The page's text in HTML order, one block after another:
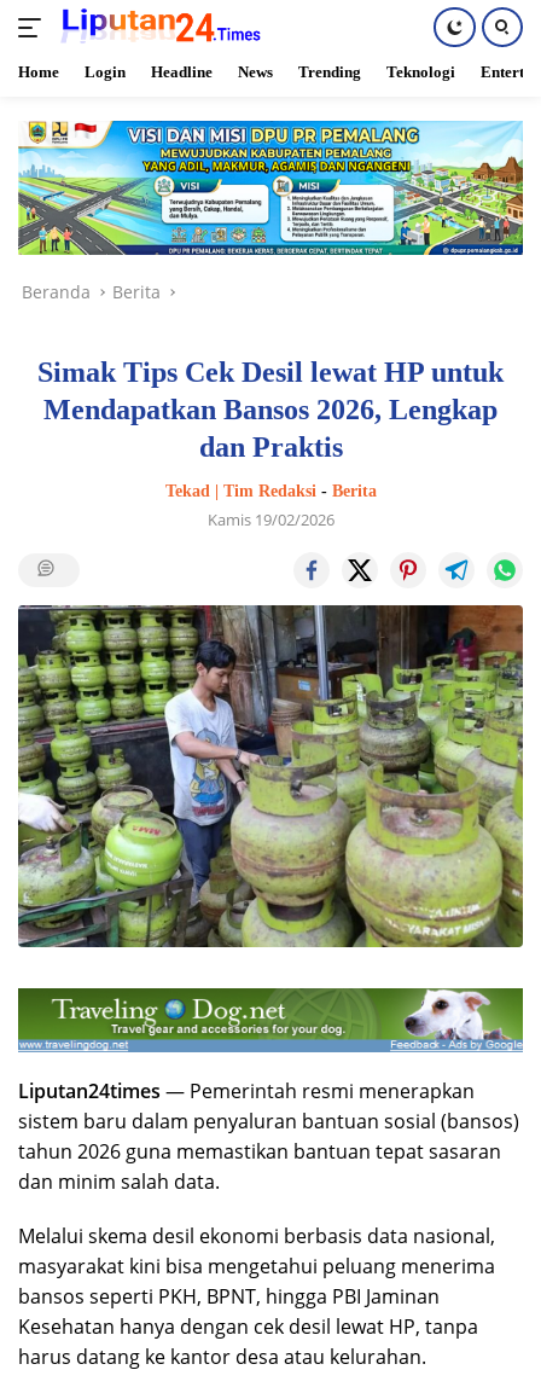
konten
Home Login Headline News Trending Teknologi
Beranda Berita
Simak Tips Cek Desil lewat HP untuk
Mendapatkan Bansos 2026, Lengkap
dan Praktis
Tekad | Tim Redaksi - Berita
Kamis 19/02/2026
Liputan24times — Pemerintah resmi menerapkan
sistem baru dalam penyaluran bantuan sosial (bansos)
tahun 2026 guna memastikan bantuan tepat sasaran
dan minim salah data.
Melalui skema desil ekonomi berbasis data nasional,
masyarakat kini bisa mengetahui peluang menerima
bansos seperti PKH, BPNT, hingga PBI Jaminan
Kesehatan hanya dengan cek desil lewat HP, tanpa
harus datang ke kantor desa atau kelurahan.